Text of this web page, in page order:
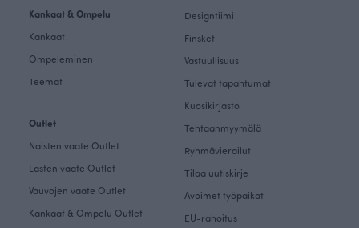
Kankaat & Ompelu
Kankaat
Ompeleminen
Teemat
Outlet
Naisten vaate Outlet
Lasten vaate Outlet
Vauvojen vaate Outlet
Kankaat & Ompelu Outlet
Designtiimi
Finsket
Vastuullisuus
Tulevat tapahtumat
Kuosikirjasto
Tehtaanmyymälä
Ryhmävierailut
Tilaa uutiskirje
Avoimet työpaikat
EU-rahoitus